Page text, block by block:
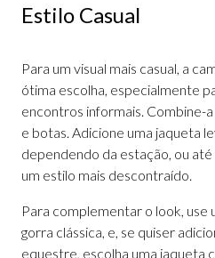
Estilo Casual
Para um visual mais casual, a
ótima escolha, especialmente
encontros informais. Combine-
e botas. Adicione uma jaqueta
dependendo da estação, ou
um estilo mais descontraído.
Para complementar o look, use
gorra clássica, e, se quiser
equestre, escolha uma jaqueta